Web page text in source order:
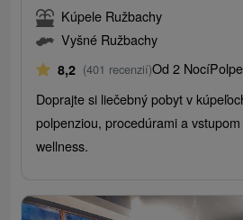
Kúpele Ružbachy
Vyšné Ružbachy
8,2 (401 recenzií)Od 2 Nocí
Doprajte si liečebný pobyt v
polpenziou, procedúrami a
wellness.